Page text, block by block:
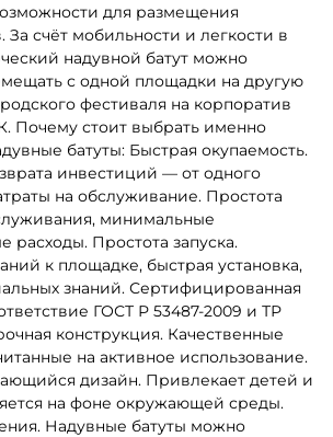
для размещения
За счёт мобильности и легкости в
надувной батут можно
с одной площадки на другую
фестиваля на корпоратив
Почему стоит выбрать именно
батуты: Быстрая окупаемость.
инвестиций — от одного
на обслуживание. Простота
минимальные
расходы. Простота запуска.
к площадке, быстрая установка,
знаний. Сертифицированная
ГОСТ Р 53487-2009 и ТР
конструкция. Качественные
на активное использование.
дизайн. Привлекает детей и
на фоне окружающей среды.
Надувные батуты можно